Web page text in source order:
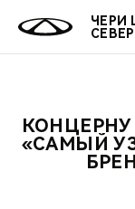
ЧЕРИ
СЕВЕР
КОНЦЕРНУ
«САМЫЙ